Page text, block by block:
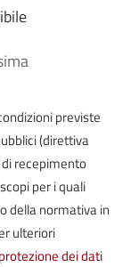
previste
(direttiva
recepimento
per i quali
della normativa in
ulteriori
dei dati